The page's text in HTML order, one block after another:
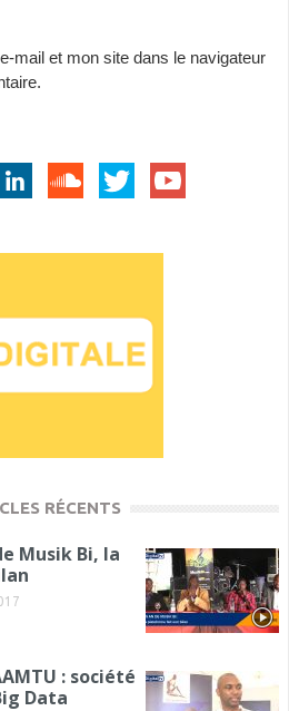
mail et mon site dans le navigateur
RÉCENTS
Musik Bi, la
: société
Data